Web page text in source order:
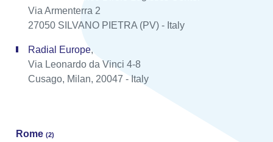
Via Armenterra 2
27050 SILVANO PIETRA (PV) - Italy
Radial Europe,
Via Leonardo da Vinci 4-8
Cusago, Milan, 20047 - Italy
Rome (2)